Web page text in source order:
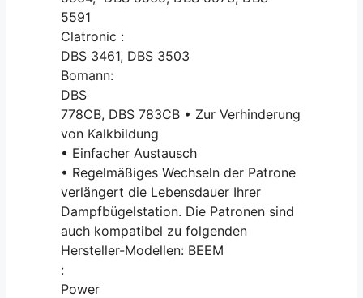
5591
Clatronic :
DBS 3461, DBS 3503
Bomann:
DBS
778CB, DBS 783CB • Zur Verhinderung
von Kalkbildung
• Einfacher Austausch
• Regelmäßiges Wechseln der Patrone
verlängert die Lebensdauer Ihrer
Dampfbügelstation. Die Patronen sind
auch kompatibel zu folgenden
Hersteller-Modellen: BEEM
:
Power